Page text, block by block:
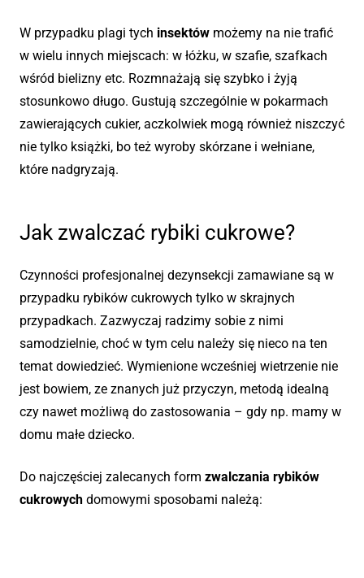
W przypadku plagi tych insektów możemy na nie trafić
w wielu innych miejscach: w łóżku, w szafie, szafkach
wśród bielizny etc. Rozmnażają się szybko i żyją
stosunkowo długo. Gustują szczególnie w pokarmach
zawierających cukier, aczkolwiek mogą również niszczyć
nie tylko książki, bo też wyroby skórzane i wełniane,
które nadgryzają.
Jak zwalczać rybiki cukrowe?
Czynności profesjonalnej dezynsekcji zamawiane są w
przypadku rybików cukrowych tylko w skrajnych
przypadkach. Zazwyczaj radzimy sobie z nimi
samodzielnie, choć w tym celu należy się nieco na ten
temat dowiedzieć. Wymienione wcześniej wietrzenie nie
jest bowiem, ze znanych już przyczyn, metodą idealną
czy nawet możliwą do zastosowania – gdy np. mamy w
domu małe dziecko.
Do najczęściej zalecanych form zwalczania rybików
cukrowych domowymi sposobami należą: